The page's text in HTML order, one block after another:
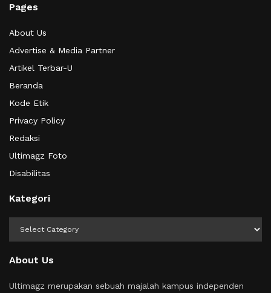
Pages
About Us
Advertise & Media Partner
Artikel Terbar-U
Beranda
Kode Etik
Privacy Policy
Redaksi
Ultimagz Foto
Disabilitas
Kategori
About Us
Ultimagz merupakan sebuah majalah kampus independen